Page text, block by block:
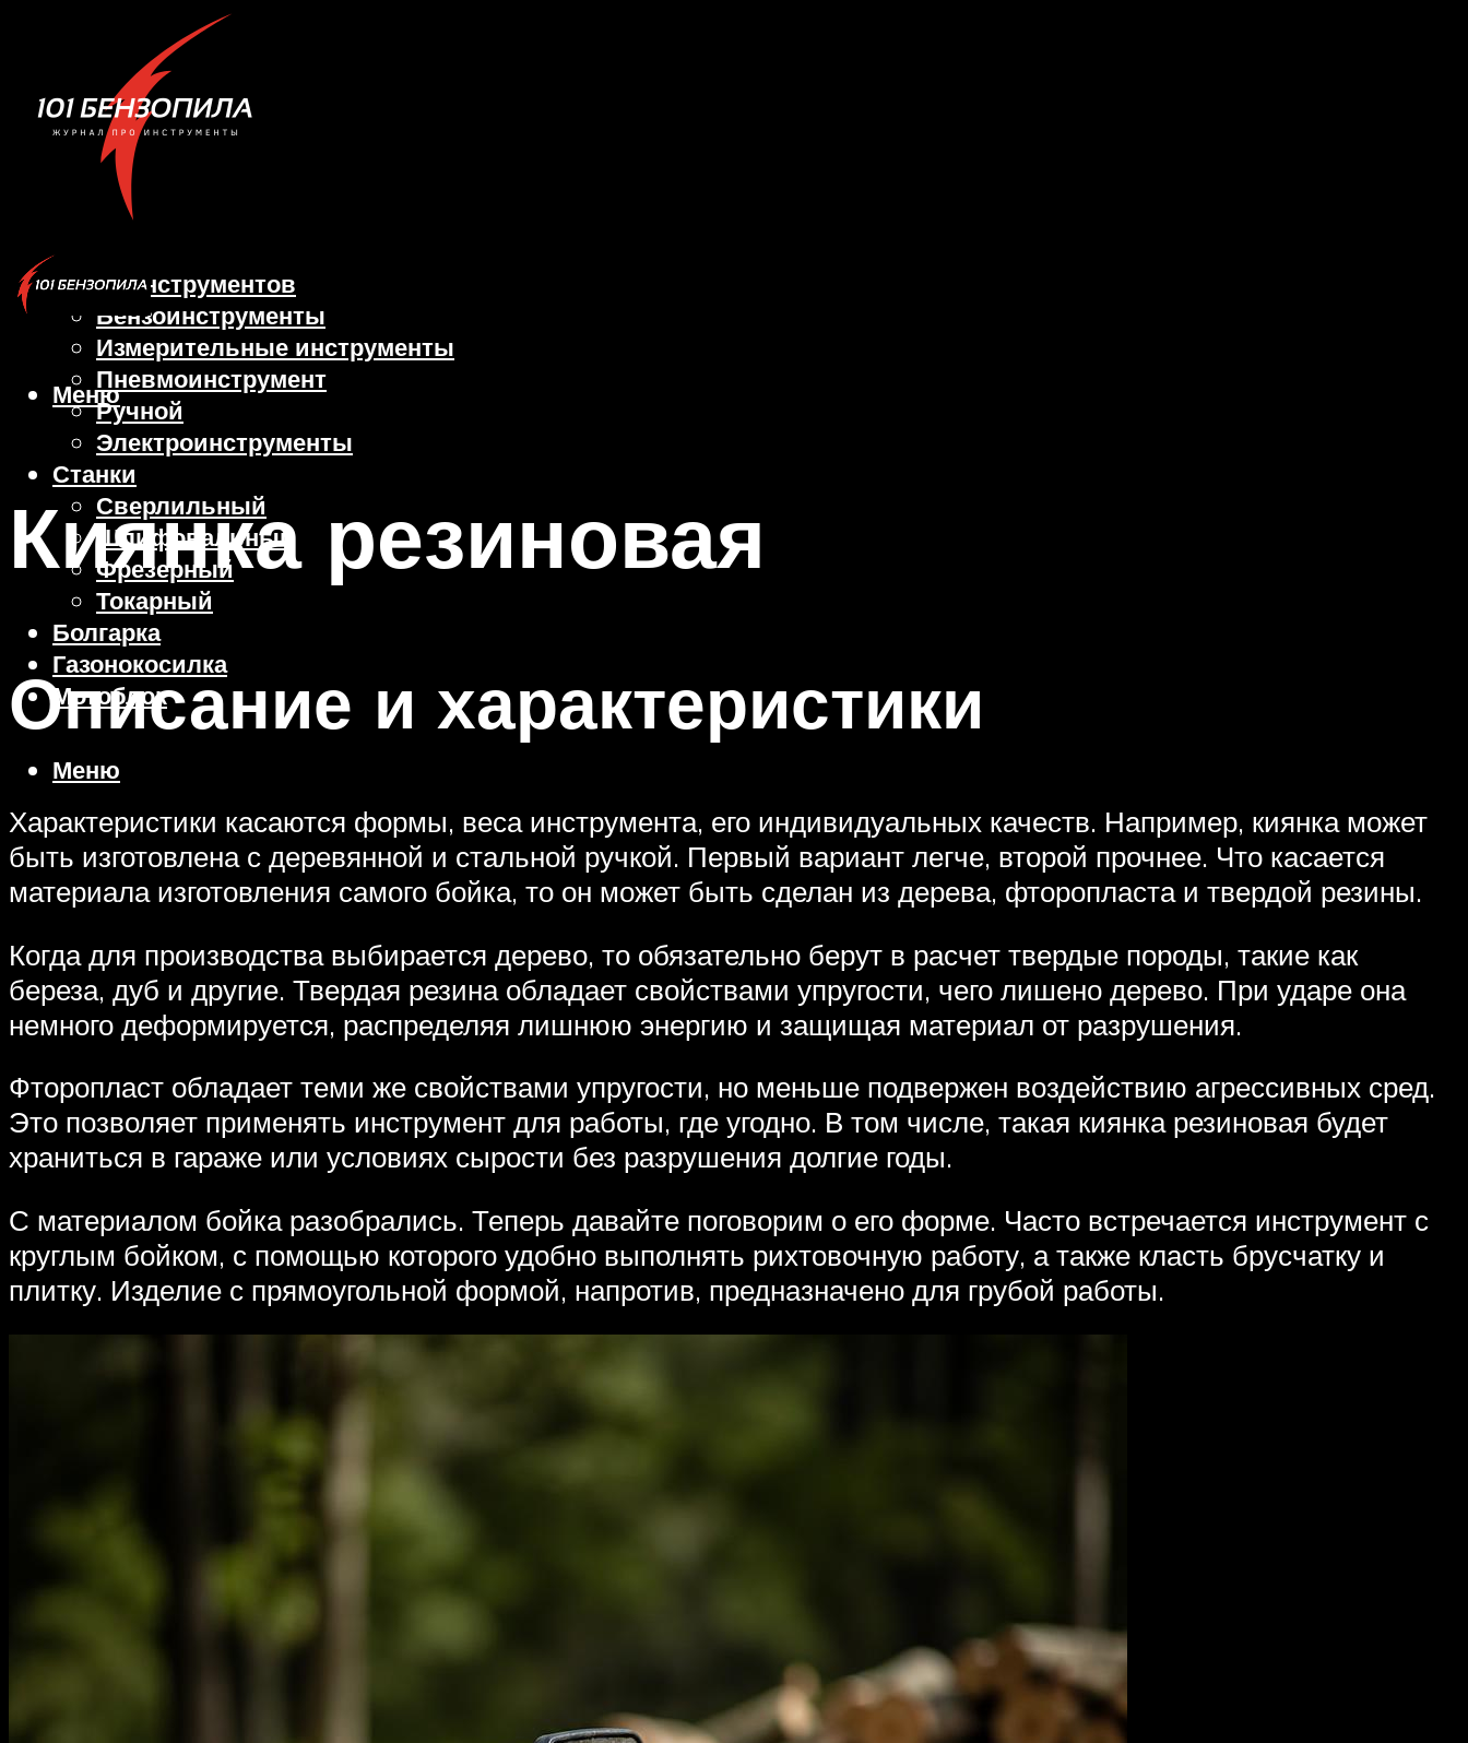
Виды инструментов
Бензоинструменты
Измерительные инструменты
Пневмоинструмент
Ручной
Электроинструменты
Станки
Сверлильный
Шлифовальный
Фрезерный
Токарный
Болгарка
Газонокосилка
Мотоблок
Меню
Меню
Киянка резиновая
Описание и характеристики
Характеристики касаются формы, веса инструмента, его индивидуальных качеств. Например, киянка может
быть изготовлена с деревянной и стальной ручкой. Первый вариант легче, второй прочнее. Что касается
материала изготовления самого бойка, то он может быть сделан из дерева, фторопласта и твердой резины.
Когда для производства выбирается дерево, то обязательно берут в расчет твердые породы, такие как
береза, дуб и другие. Твердая резина обладает свойствами упругости, чего лишено дерево. При ударе она
немного деформируется, распределяя лишнюю энергию и защищая материал от разрушения.
Фторопласт обладает теми же свойствами упругости, но меньше подвержен воздействию агрессивных сред.
Это позволяет применять инструмент для работы, где угодно. В том числе, такая киянка резиновая будет
храниться в гараже или условиях сырости без разрушения долгие годы.
С материалом бойка разобрались. Теперь давайте поговорим о его форме. Часто встречается инструмент с
круглым бойком, с помощью которого удобно выполнять рихтовочную работу, а также класть брусчатку и
плитку. Изделие с прямоугольной формой, напротив, предназначено для грубой работы.